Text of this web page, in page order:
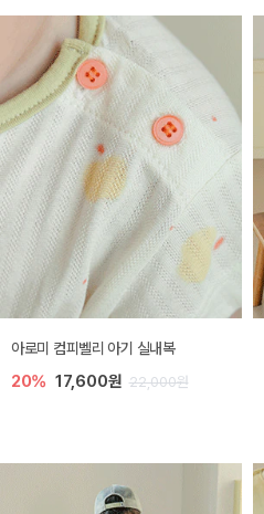
아로미 컴피벨리 아기 실내복
20% 17,600원 22,000원